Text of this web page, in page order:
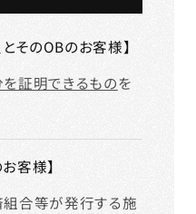
そのOBのお客様】
証明できるものを
客様】
組合等が発行する施